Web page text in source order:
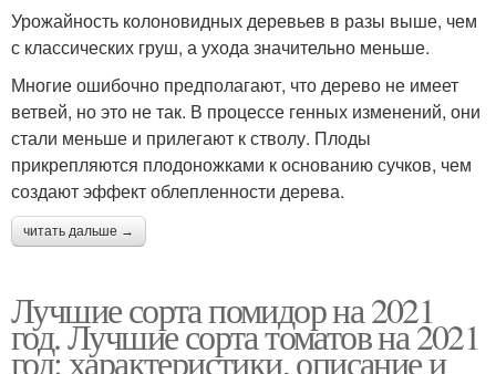
Урожайность колоновидных деревьев в разы выше, чем
с классических груш, а ухода значительно меньше.
Многие ошибочно предполагают, что дерево не имеет
ветвей, но это не так. В процессе генных изменений, они
стали меньше и прилегают к стволу. Плоды
прикрепляются плодоножками к основанию сучков, чем
создают эффект облепленности дерева.
читать дальше →
Лучшие сорта помидор на 2021
год. Лучшие сорта томатов на 2021
год: характеристики, описание и